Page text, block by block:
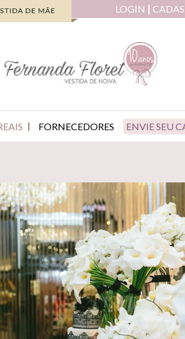
LOGIN
FORNECEDORES ENVIE SEU